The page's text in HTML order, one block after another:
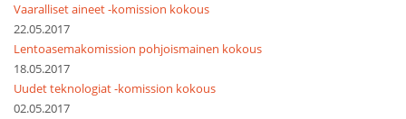
Vaaralliset aineet -komission kokous
22.05.2017
Lentoasemakomission pohjoismainen kokous
18.05.2017
Uudet teknologiat -komission kokous
02.05.2017